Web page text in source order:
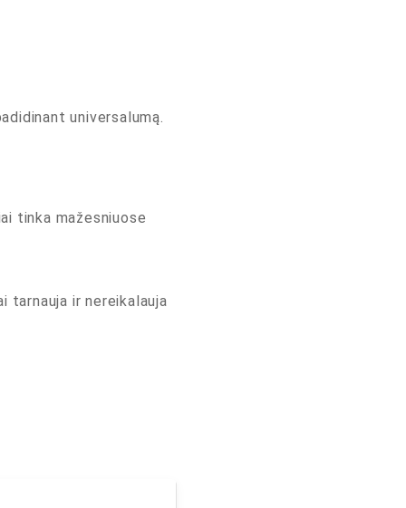
universalumą.
tinka mažesniuose
tarnauja ir nereikalauja